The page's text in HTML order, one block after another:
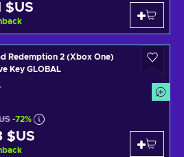
$US
Redemption 2 (Xbox One)
Key GLOBAL
-72%
$US